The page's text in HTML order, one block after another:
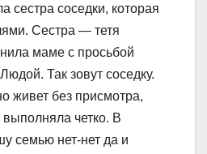
сестра соседки, которая
Сестра — тетя
маме с просьбой
Так зовут соседку.
живет без присмотра,
четко. В
семью нет-нет да и